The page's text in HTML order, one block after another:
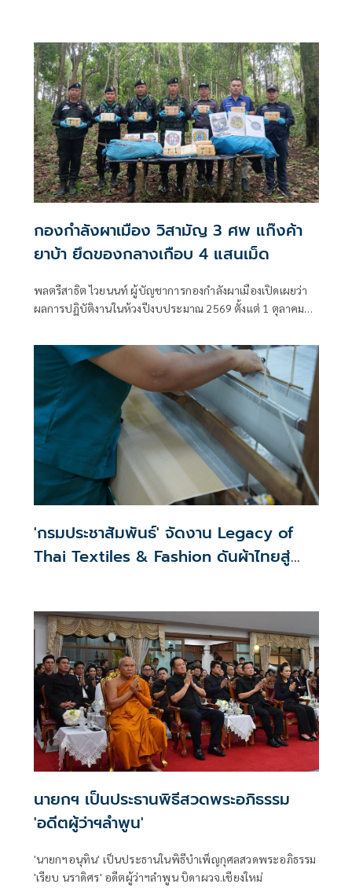
กองกำลังผาเมือง วิสามัญ 3 ศพ แก๊งค้า
ยาบ้า ยึดของกลางเกือบ 4 แสนเม็ด
พลตรีสาธิต ไวยนนท์ ผู้บัญชาการกองกำลังผาเมืองเปิดเผยว่า
ผลการปฏิบัติงานในห้วงปีงบประมาณ 2569 ตั้งแต่ 1 ตุลาคม
สูงกว่าช่วงเดียวกันของปีก่อน จับกุมผู้ต้องหาได้ 428 คน
'กรมประชาสัมพันธ์' จัดงาน Legacy of
Thai Textiles & Fashion ดันผ้าไทยสู่
นายกฯ เป็นประธานพิธีสวดพระอภิธรรม
'อดีตผู้ว่าฯลำพูน'
'นายกฯอนุทิน' เป็นประธานในพิธีบำเพ็ญกุศลสวดพระอภิธรรม
'เรียบ นราดิศร' อดีตผู้ว่าฯลำพูน บิดาผวจ.เชียงใหม่